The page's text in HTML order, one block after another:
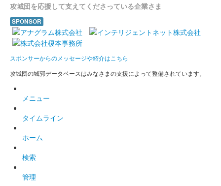
上山城 御城印 春限定版（ピンク）
販売終了
上山城 御城印 春限定版（水色）
販売終了
上山城 御城印
販売終了
上山城 御城印
攻城団を応援して支えてくださっている企業さま
SPONSOR
スポンサーからのメッセージや紹介はこちら
攻城団の城郭データベースはみなさまの支援によって整備されています。
メニュー
タイムライン
ホーム
検索
管理